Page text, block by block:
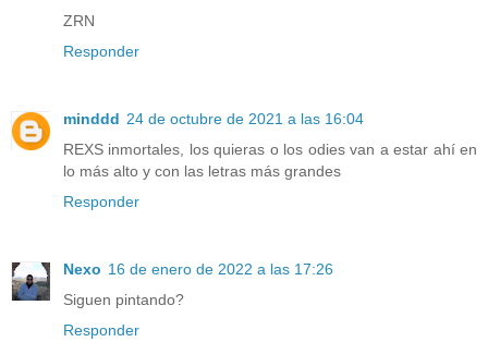
ZRN
Responder
minddd 24 de octubre de 2021 a las 16:04
REXS inmortales, los quieras o los odies van a estar ahí en
lo más alto y con las letras más grandes
Responder
Nexo 16 de enero de 2022 a las 17:26
Siguen pintando?
Responder